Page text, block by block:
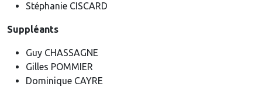
Stéphanie CISCARD
Suppléants
Guy CHASSAGNE
Gilles POMMIER
Dominique CAYRE